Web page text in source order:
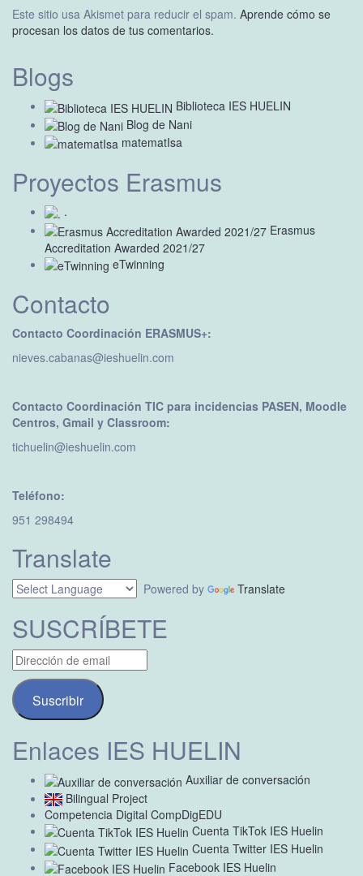
Este sitio usa Akismet para reducir el spam. Aprende cómo se
procesan los datos de tus comentarios.
Blogs
Biblioteca IES HUELIN
Blog de Nani
matematIsa
Proyectos Erasmus
.
Erasmus
Accreditation Awarded 2021/27
eTwinning
Contacto
Contacto Coordinación ERASMUS+:
nieves.cabanas@ieshuelin.com
Contacto Coordinación TIC para incidencias PASEN, Moodle
Centros, Gmail y Classroom:
tichuelin@ieshuelin.com
Teléfono:
951 298494
Translate
Powered by Translate
SUSCRÍBETE
Dirección
de
email
Suscribir
Enlaces IES HUELIN
Auxiliar de conversación
Bilingual Project
Competencia Digital CompDigEDU
Cuenta TikTok IES Huelin
Cuenta Twitter IES Huelin
Facebook IES Huelin